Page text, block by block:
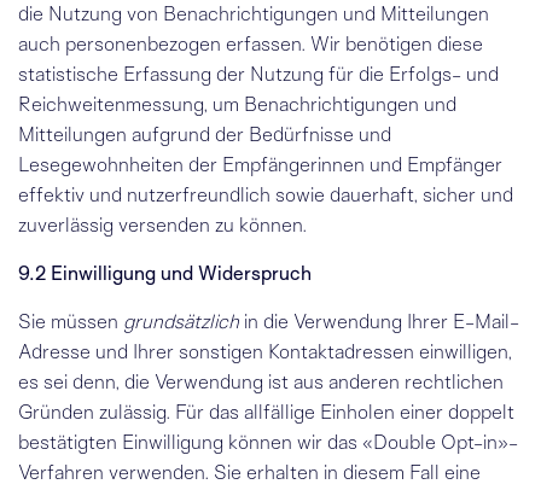
die Nutzung von Benachrichtigungen und Mitteilungen
auch personenbezogen erfassen. Wir benötigen diese
statistische Erfassung der Nutzung für die Erfolgs- und
Reichweitenmessung, um Benachrichtigungen und
Mitteilungen aufgrund der Bedürfnisse und
Lesegewohnheiten der Empfängerinnen und Empfänger
effektiv und nutzerfreundlich sowie dauerhaft, sicher und
zuverlässig versenden zu können.
9.2 Einwilligung und Widerspruch
Sie müssen grundsätzlich in die Verwendung Ihrer E-Mail-
Adresse und Ihrer sonstigen Kontaktadressen einwilligen,
es sei denn, die Verwendung ist aus anderen rechtlichen
Gründen zulässig. Für das allfällige Einholen einer doppelt
bestätigten Einwilligung können wir das «Double Opt-in»-
Verfahren verwenden. Sie erhalten in diesem Fall eine